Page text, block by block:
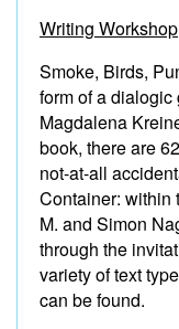
Writing Workshop
Smoke, Birds,
form of a
Magdalena
book, there are
not-at-all
Container: within
M. and Simon
through the
variety of text
can be found.